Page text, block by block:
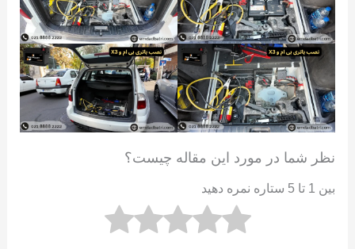
نظر شما در مورد این مقاله چیست؟
بین 1 تا 5 ستاره نمره دهید